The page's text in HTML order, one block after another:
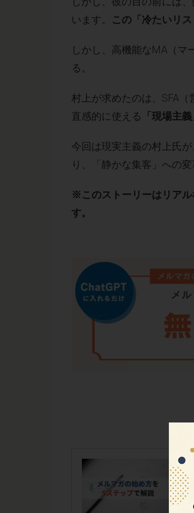
います。 この「冷たいリ
しかし、高機能なMA（マ
る。
村上が求めたのは、SFA
直感的に使える
「現場主
今回は現実主義の村上氏
り、「静かな集客」への
※このストーリーはリア
す。
ては
関